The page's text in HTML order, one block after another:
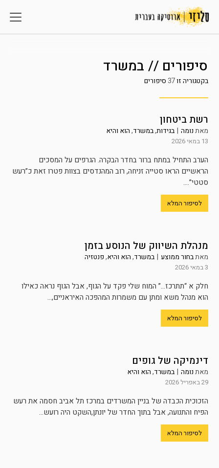
סיפורים // במשרד
בקטגוריה זו37סיפורים
רשת ביטחון
מאתנומה | בגידות,במשרד,הוא והיא
13 במאי 2026
הערב התחיל במתח ברור בחדר הבקרה. הגרפים על המסכים
הראשיים הראו סטייה זניחה, רוב המהנדסים בצוות פטרו זאת כ”רעש
סטטי”....
לסיפור המלא
מנהלת השיווק של הנוסע בזמן
מאתבחור ממוצע | במשרד,הוא והיא,פנטזיה
3 במאי 2026
חלק א “תתרכז…” המוח שלי פקד על הגוף, אבל הגוף נראה כאילו
הוא מנהל משא ומתן עם משמרות המהפכה האיראניים,...
לסיפור המלא
דינמיקה של גופים
מאתנומה | במשרד,הוא והיא
29 באפריל 2026
הזכוכית הכבדה של בניין המשרדים במרכז תל אביב חסמה את רעש
הפיח והתנועה, אבל בתוך החדר של יונתן,השקט היה רועש...
לסיפור המלא